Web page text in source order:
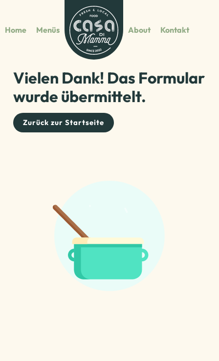
Home Menüs About Kontakt
Vielen Dank! Das Formular
wurde übermittelt.
Zurück zur Startseite